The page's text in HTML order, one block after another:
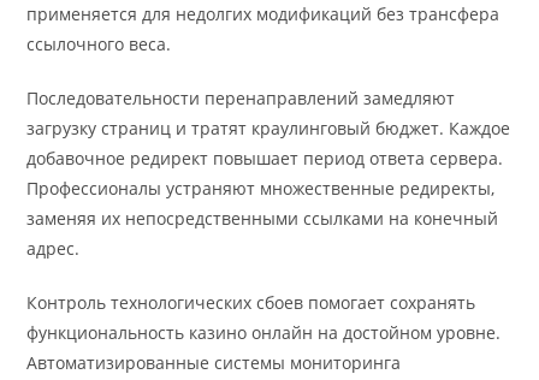
применяется для недолгих модификаций без трансфера
ссылочного веса.
Последовательности перенаправлений замедляют
загрузку страниц и тратят краулинговый бюджет. Каждое
добавочное редирект повышает период ответа сервера.
Профессионалы устраняют множественные редиректы,
заменяя их непосредственными ссылками на конечный
адрес.
Контроль технологических сбоев помогает сохранять
функциональность казино онлайн на достойном уровне.
Автоматизированные системы мониторинга